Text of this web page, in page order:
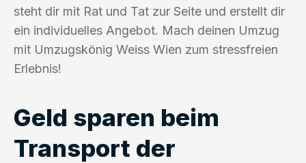
steht dir mit Rat und Tat zur Seite und erstellt dir
ein individuelles Angebot. Mach deinen Umzug
mit Umzugskönig Weiss Wien zum stressfreien
Erlebnis!
Geld sparen beim
Transport der